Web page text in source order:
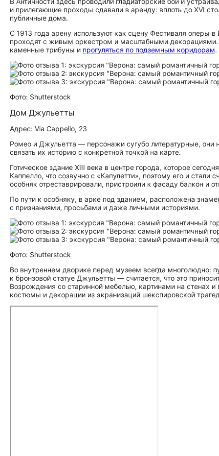
и прилегающие проходы сдавали в аренду: вплоть до XVI
публичные дома.
С 1913 года арену используют как сцену Фестиваля оперы
проходят с живым оркестром и масштабными декорациями.
каменные трибуны и прогуляться по подземным коридорам.
Фото: Shutterstock
Дом Джульетты
Адрес: Via Cappello, 23
Ромео и Джульетта — персонажи сугубо литературные, они
связать их историю с конкретной точкой на карте.
Готическое здание XIII века в центре города, которое
Каппелло, что созвучно с «Капулетти», поэтому его и
особняк отреставрировали, пристроили к фасаду балкон и
По пути к особняку, в арке под зданием, расположена
с признаниями, просьбами и даже личными историями.
Фото: Shutterstock
Во внутреннем дворике перед музеем всегда многолюдно:
к бронзовой статуе Джульетты — считается, что это
Возрождения со старинной мебелью, картинами на стенах
костюмы и декорации из экранизаций шекспировской